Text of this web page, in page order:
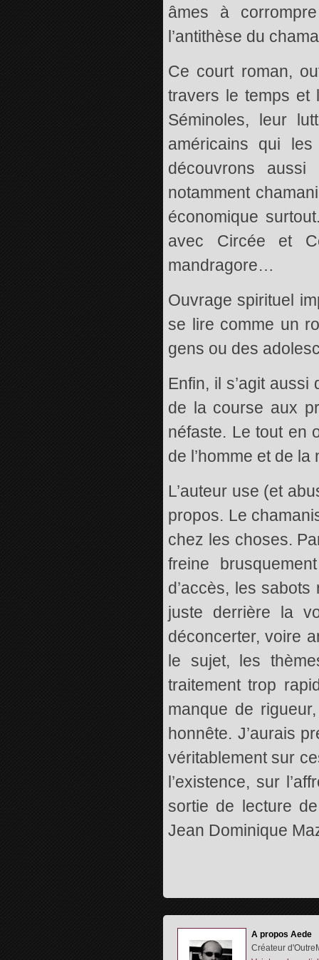
âmes à
l’antithèse du
Ce court roman,
travers le temps et
Séminoles, leur
américains qui
découvrons
notamment
économique
avec Circée et
mandragore…
Ouvrage spirituel
se lire comme un
gens ou des
Enfin, il s’agit
de la course aux
néfaste. Le tout en
de l’homme et de
L’auteur use (et
propos. Le
chez les choses.
freine
d’accès, les
juste derrière la
déconcerter, voire
le sujet, les
traitement trop
manque de
honnête. J’aurais
véritablement sur
l’existence, sur
sortie de lecture
Jean Dominique
A propos Aede
Créateur